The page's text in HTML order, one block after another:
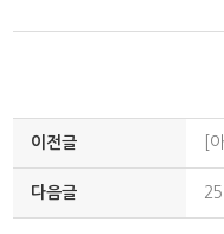
이전글 [
다음글